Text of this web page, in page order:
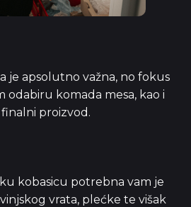
je apsolutno važna, no fokus
odabiru komada mesa, kao i
proizvod.
kobasicu potrebna vam je
vrata, plećke te višak